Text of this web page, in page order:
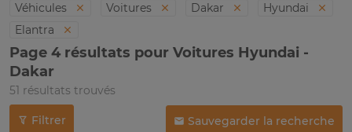
Véhicules
Voitures Dakar
Hyundai
Elantra
Page 4 résultats pour Voitures Hyundai -
Dakar
51 résultats trouvés
Filtrer Sauvegarder la recherche